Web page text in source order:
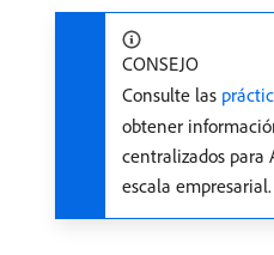
CONSEJO
Consulte las
obtener
centralizados para
escala empresarial.